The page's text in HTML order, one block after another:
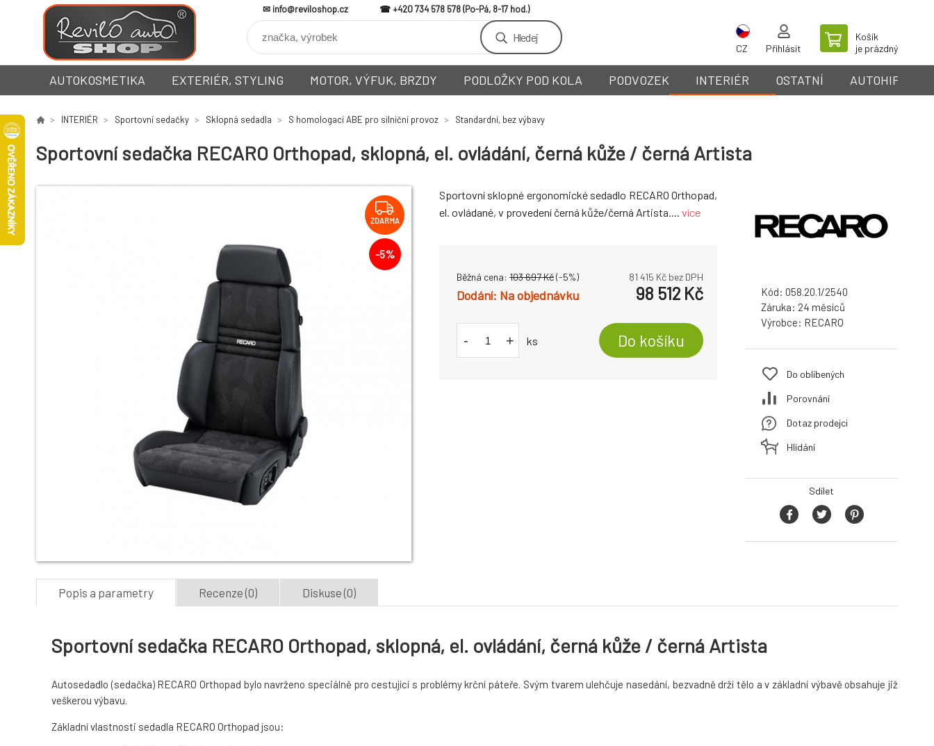
info@reviloshop.cz +420 734 578 578
Hledej
CZ Přihlásit
Košík
je prázdný
AUTOKOSMETIKA EXTERIÉR, STYLING MOTOR, VÝFUK, BRZDY PODLOŽKY POD KOLA PODVOZEK INTERIÉR OSTATNÍ AUTOHIFI
INTERIÉR Sportovní sedačky Sklopná sedadla S homologací ABE pro silniční provoz Standardní, bez výbavy
Sportovní sedačka RECARO Orthopad, sklopná, el. ovládání, černá kůže / černá Artista
ZDARMA
-5%
Sportovní sklopné ergonomické sedadlo RECARO Orthopad,
el. ovládané, v provedení černá kůže/černá Artista.... více
Běžná cena: 103 697Kč(-5%) 81 415 Kč bez DPH
Na objednávku 98 512 Kč
- + ks Do košíku
Kód: 058.20.1/2540
Záruka: 24
Výrobce: RECARO
Do oblíbených
Porovnání
Dotaz prodejci
Hlídání
Sdílet
Popis a parametry Recenze (0) Diskuse (0)
Sportovní sedačka RECARO Orthopad, sklopná, el. ovládání, černá kůže / černá Artista
Autosedadlo (sedačka) RECARO Orthopad bylo navrženo speciálně pro cestující s problémy krční páteře. Svým tvarem ulehčuje nasedání, bezvadně drží tělo a v základní výbavě obsahuje již
veškerou výbavu.
Základní vlastnosti sedadla RECARO Orthopad jsou: